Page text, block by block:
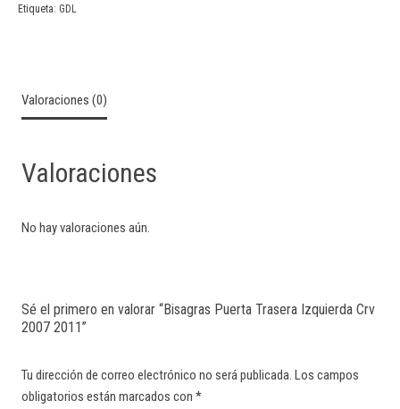
Etiqueta: GDL
Valoraciones (0)
Valoraciones
No hay valoraciones aún.
Sé el primero en valorar “Bisagras Puerta Trasera Izquierda Crv
2007 2011”
Tu dirección de correo electrónico no será publicada. Los campos
obligatorios están marcados con *